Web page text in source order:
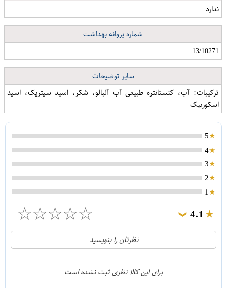
ندارد
شماره پروانه بهداشت
13/10271
سایر توضیحات
ترکیبات: آب، کنستانتره طبیعی آب آلبالو، شکر، اسید سیتریک، اسید
اسکوربیک
5
4
3
2
1
4.1
❯
☆
☆
☆
☆
☆
21
1
نظرتان را بنویسید
برای این کالا نظری ثبت نشده است